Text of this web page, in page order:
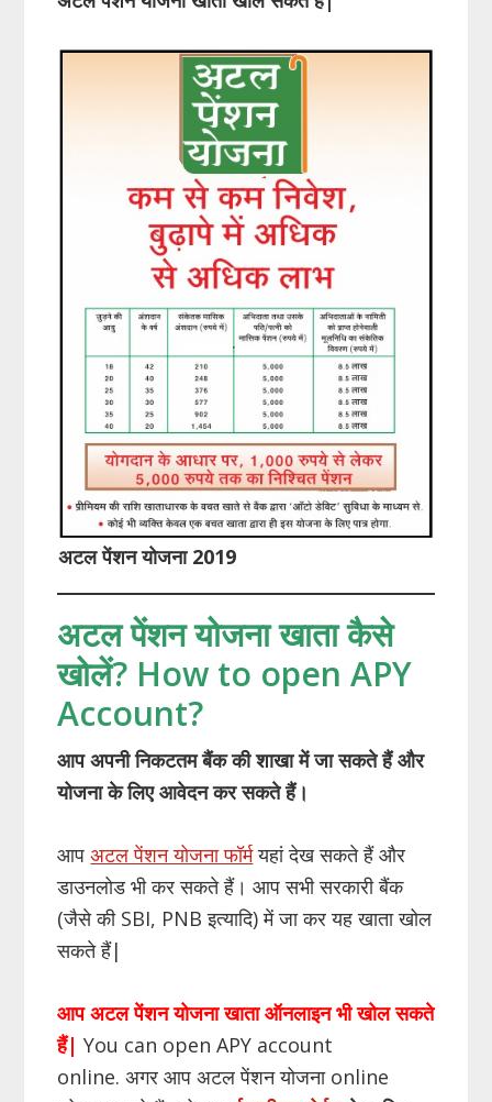
अटल पेंशन योजना 2019
अटल पेंशन योजना खाता कैसे
खोलें? How to open APY
Account?
आप अपनी निकटतम बैंक की शाखा में जा सकते हैं और
योजना के लिए आवेदन कर सकते हैं।
आपअटल पेंशन योजना फॉर्मयहां देख सकते हैं और
डाउनलोड भी कर सकते हैं। आप सभी सरकारी बैंक
(जैसे की SBI, PNB इत्यादि) में जा कर यह खाता खोल
सकते हैं|
आप अटल पेंशन योजना खाता ऑनलाइन भी खोल सकते
हैं| You can open APY account
online. अगर आप अटल पेंशन योजना online